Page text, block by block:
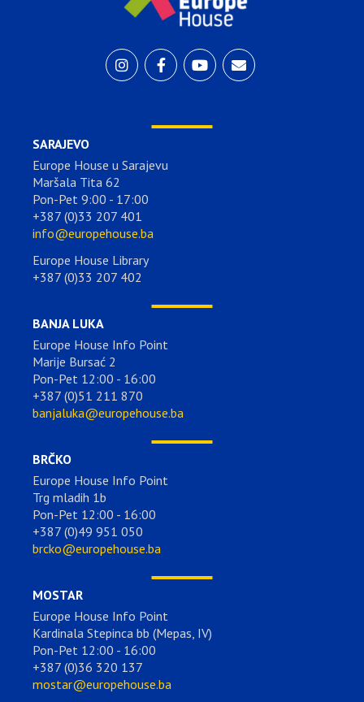
SARAJEVO
Europe House u Sarajevu
Maršala Tita 62
Pon-Pet 9:00 - 17:00
+387 (0)33 207 401
info@europehouse.ba
Europe House Library
+387 (0)33 207 402
BANJA LUKA
Europe House Info Point
Marije Bursać 2
Pon-Pet 12:00 - 16:00
+387 (0)51 211 870
banjaluka@europehouse.ba
BRČKO
Europe House Info Point
Trg mladih 1b
Pon-Pet 12:00 - 16:00
+387 (0)49 951 050
brcko@europehouse.ba
MOSTAR
Europe House Info Point
Kardinala Stepinca bb (Mepas, IV)
Pon-Pet 12:00 - 16:00
+387 (0)36 320 137
mostar@europehouse.ba